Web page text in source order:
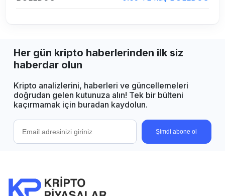
Her gün kripto haberlerinden ilk siz
haberdar olun
Kripto analizlerini, haberleri ve güncellemeleri
doğrudan gelen kutunuza alın! Tek bir bülteni
kaçırmamak için buradan kaydolun.
Şimdi abone ol